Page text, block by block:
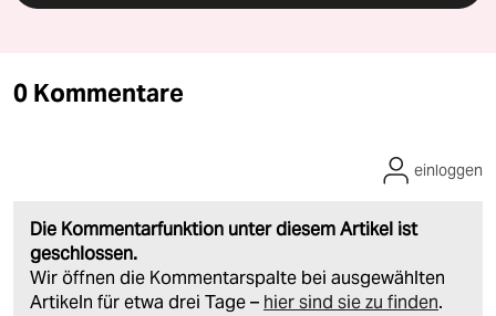
0 Kommentare
Die Kommentarfunktion unter diesem Artikel ist
geschlossen.
Wir öffnen die Kommentarspalte bei ausgewählten
Artikeln für etwa drei Tage – hier sind sie zu finden.
einloggen